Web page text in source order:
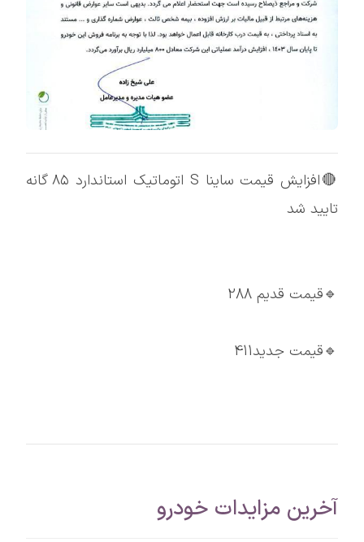
🔴افزایش قیمت ساینا S اتوماتیک استاندارد ۸۵ گانه
تایید شد
🔹قیمت قدیم 288
🔹قیمت جدید411
آخرین مزایدات خودرو